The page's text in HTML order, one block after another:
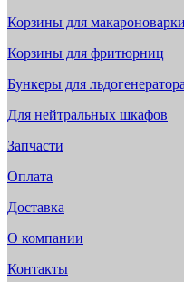
Корзины для макароноварки
Корзины для фритюрниц
Бункеры для льдогенератора
Для нейтральных шкафов
Запчасти
Оплата
Доставка
О компании
Контакты